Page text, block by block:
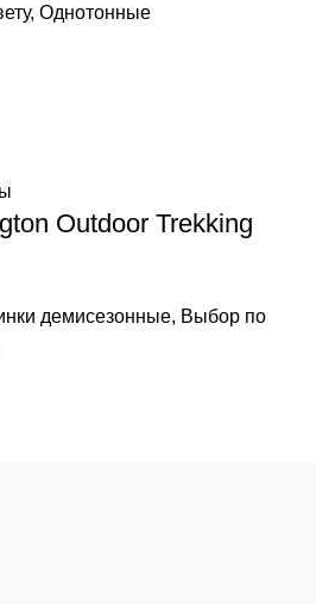
, Однотонные
Outdoor Trekking
демисезонные, Выбор по